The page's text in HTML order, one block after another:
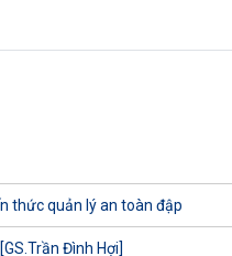
thức quản lý an toàn đập
Đình Hợi]